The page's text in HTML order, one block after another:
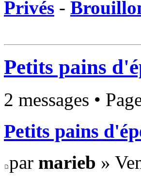
Privés -
Petits pains
2 messages •
Petits pains
par marieb »